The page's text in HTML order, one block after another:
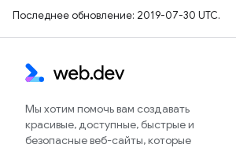
Последнее обновление: 2019-07-30 UTC.
Мы хотим помочь вам создавать
красивые, доступные, быстрые и
безопасные веб-сайты, которые